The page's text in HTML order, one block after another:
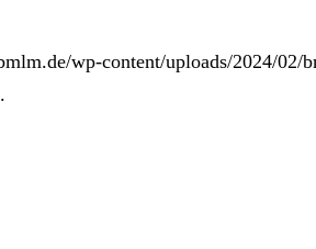
wp-content/uploads/2024/02/